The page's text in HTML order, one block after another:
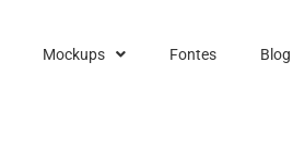
Mockups Fontes Blog